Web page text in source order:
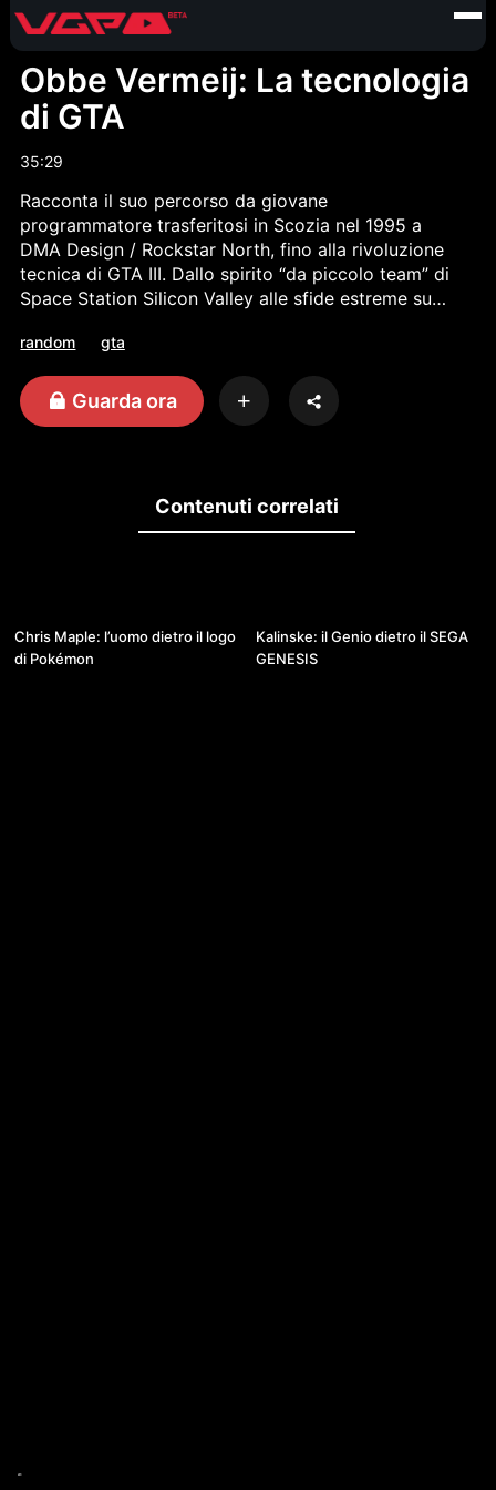
Obbe Vermeij: La tecnologia
di GTA
35:29
Racconta il suo percorso da giovane
programmatore trasferitosi in Scozia nel 1995 a
DMA Design / Rockstar North, fino alla rivoluzione
tecnica di GTA III. Dallo spirito “da piccolo team” di
Space Station Silicon Valley alle sfide estreme su
fondamentali come lo streaming della città, la
gestione di traffico e pedoni, il meteo, il tempo di
gioco e alcuni trucchi diventati iconici (telecamera
cinematografica, luna “variabile”, leggende nate dai
random gta
Guarda ora
Contenuti correlati
28:36
Chris Maple: l’uomo dietro il logo
di Pokémon
2
Kalinske: il Genio dietro il SEGA
GENESIS